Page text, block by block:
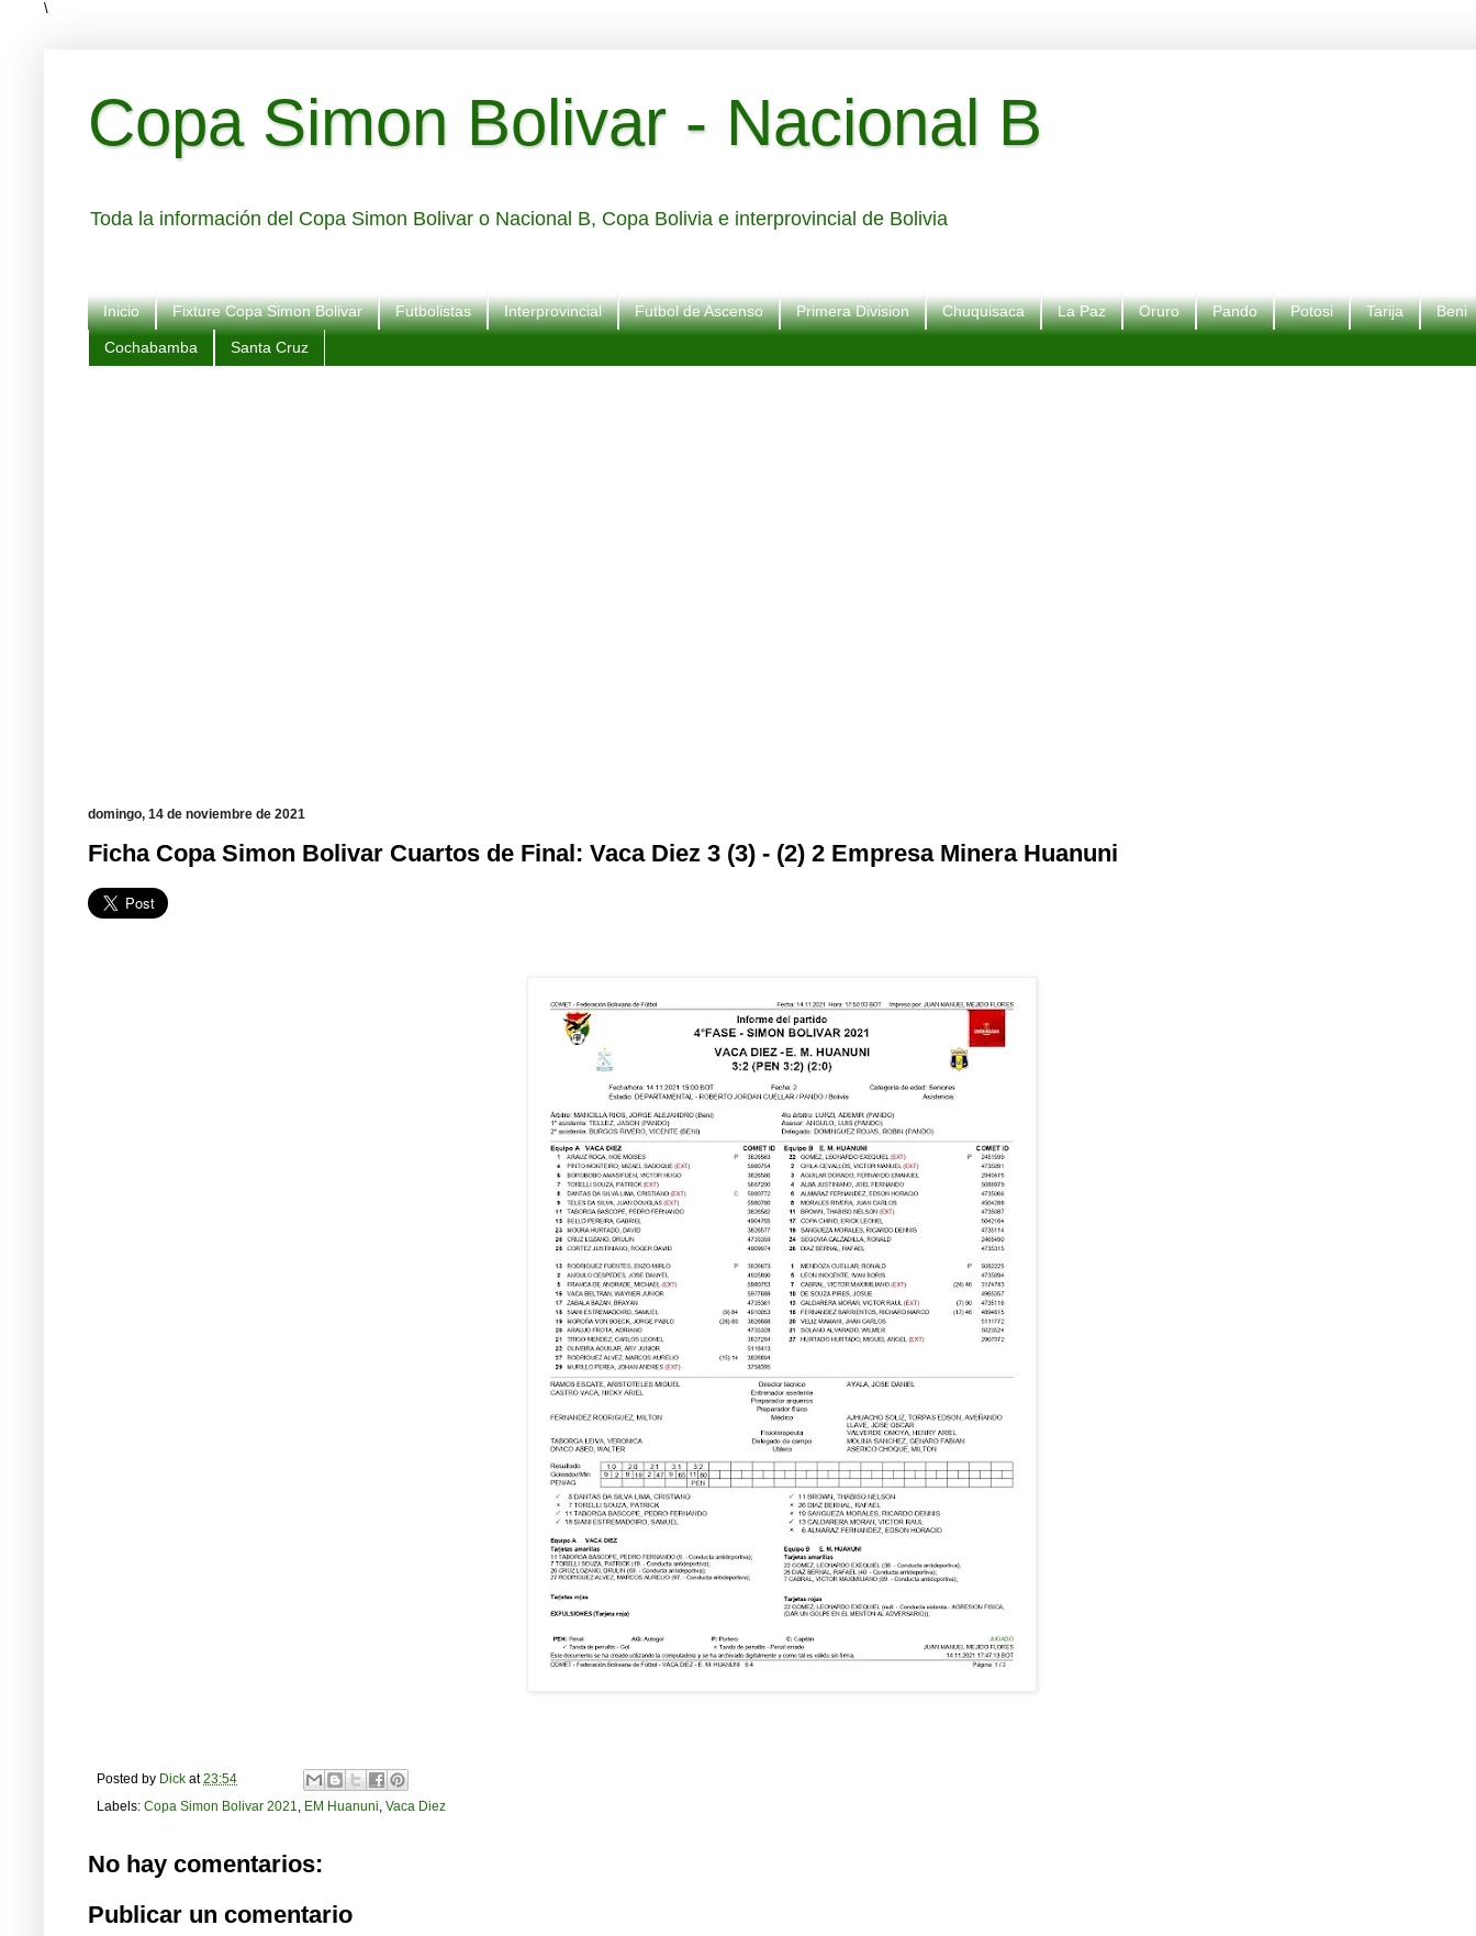
\
Copa Simon Bolivar - Nacional B
Toda la información del Copa Simon Bolivar o Nacional B, Copa Bolivia e interprovincial de Bolivia
Inicio Fixture Copa Simon Bolivar Futbolistas Interprovincial Futbol de Ascenso Primera Division Chuquisaca La Paz Oruro Pando Potosi Tarija Beni
Cochabamba Santa Cruz
domingo, 14 de noviembre de 2021
Ficha Copa Simon Bolivar Cuartos de Final: Vaca Diez 3 (3) - (2) 2 Empresa Minera Huanuni
Posted by Dick at23:54
Labels: Copa Simon Bolivar 2021 EM Huanuni Vaca Diez
No hay comentarios:
Publicar un comentario